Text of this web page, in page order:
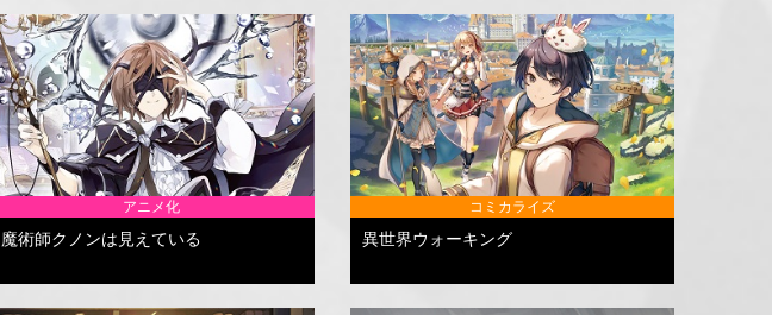
アニメ化
魔術師クノンは見えている
コミカライズ
異世界ウォーキング